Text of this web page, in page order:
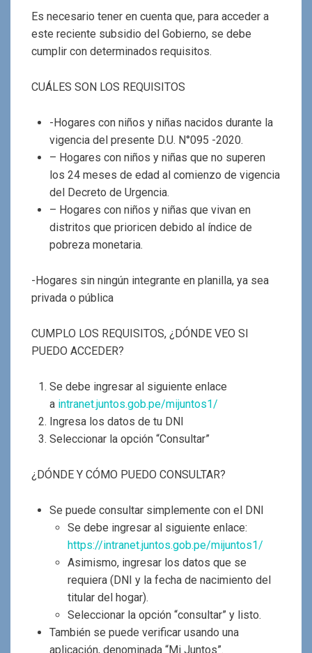
Es necesario tener en cuenta que, para acceder a
este reciente subsidio del Gobierno, se debe
cumplir con determinados requisitos.
CUÁLES SON LOS REQUISITOS
-Hogares con niños y niñas nacidos durante la
vigencia del presente D.U. N°095 -2020.
– Hogares con niños y niñas que no superen
los 24 meses de edad al comienzo de vigencia
del Decreto de Urgencia.
– Hogares con niños y niñas que vivan en
distritos que prioricen debido al índice de
pobreza monetaria.
-Hogares sin ningún integrante en planilla, ya sea
privada o pública
CUMPLO LOS REQUISITOS, ¿DÓNDE VEO SI
PUEDO ACCEDER?
Se debe ingresar al siguiente enlace
a intranet.juntos.gob.pe/mijuntos1/
Ingresa los datos de tu DNI
Seleccionar la opción “Consultar”
¿DÓNDE Y CÓMO PUEDO CONSULTAR?
Se puede consultar simplemente con el DNI
Se debe ingresar al siguiente enlace:
https://intranet.juntos.gob.pe/mijuntos1/
Asimismo, ingresar los datos que se
requiera (DNI y la fecha de nacimiento del
titular del hogar).
Seleccionar la opción “consultar” y listo.
También se puede verificar usando una
aplicación, denominada “Mi Juntos”.